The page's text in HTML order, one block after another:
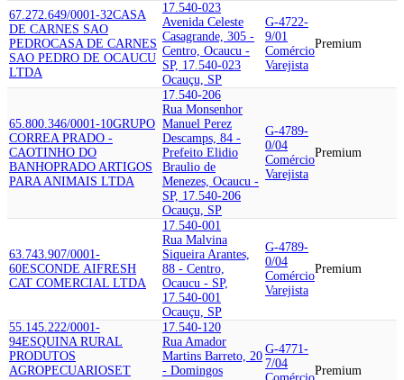
67.272.649/0001-32CASA
DE CARNES SAO
PEDROCASA DE CARNES
SAO PEDRO DE OCAUCU
LTDA
17.540-023
Avenida Celeste
Casagrande, 305 -
Centro, Ocaucu -
SP, 17.540-023
Ocauçu, SP
G-4722-
9/01
Comércio
Varejista
Premium
65.800.346/0001-10GRUPO
CORREA PRADO -
CAOTINHO DO
BANHOPRADO ARTIGOS
PARA ANIMAIS LTDA
17.540-206
Rua Monsenhor
Manuel Perez
Descamps, 84 -
Prefeito Elidio
Braulio de
Menezes, Ocaucu -
SP, 17.540-206
Ocauçu, SP
G-4789-
0/04
Comércio
Varejista
Premium
63.743.907/0001-
60ESCONDE AIFRESH
CAT COMERCIAL LTDA
17.540-001
Rua Malvina
Siqueira Arantes,
88 - Centro,
Ocaucu - SP,
17.540-001
Ocauçu, SP
G-4789-
0/04
Comércio
Varejista
Premium
55.145.222/0001-
94ESQUINA RURAL
PRODUTOS
AGROPECUARIOSET
17.540-120
Rua Amador
Martins Barreto, 20
- Domingos
G-4771-
7/04
Premium